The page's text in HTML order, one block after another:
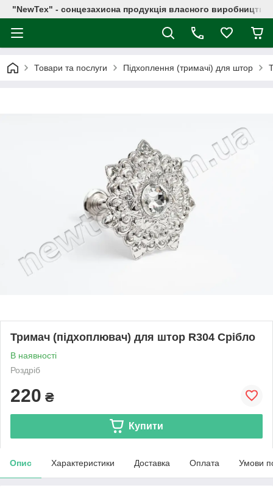
"NewTex" - сонцезахисна продукція власного виробництва
Товари та послуги Підхоплення (тримачі) для штор
Тримач (підхоплювач) для штор R304 Срібло
В наявності
Роздріб
220 ₴
Купити
Опис Характеристики Доставка Оплата Умови